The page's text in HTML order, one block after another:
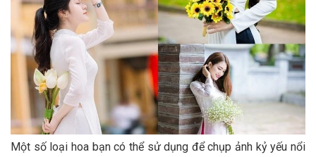
Một số loại hoa bạn có thể sử dụng để chụp ảnh kỷ yếu nổi